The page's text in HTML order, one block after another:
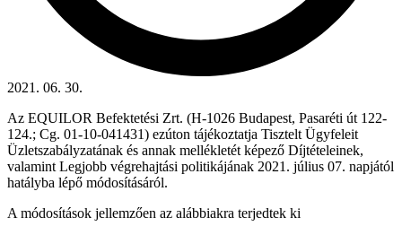
2021. 06. 30.
Az EQUILOR Befektetési Zrt. (H-1026 Budapest, Pasaréti út 122-
124.; Cg. 01-10-041431) ezúton tájékoztatja Tisztelt Ügyfeleit
Üzletszabályzatának és annak mellékletét képező Díjtételeinek,
valamint Legjobb végrehajtási politikájának 2021. július 07. napjától
hatályba lépő módosításáról.
A módosítások jellemzően az alábbiakra terjedtek ki